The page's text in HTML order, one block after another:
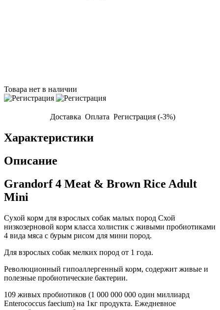
Товара нет в наличии
Доставка Оплата Регистрация (-3%)
Характеристики
Описание
Grandorf 4 Meat & Brown Rice Adult
Mini
Сухой корм для взрослых собак малых пород Схой
низкозерновой корм класса холистик с живыми пробиотиками
4 вида мяса с бурым рисом для мини пород.
Для взрослых собак мелких пород от 1 года.
Революционный гипоаллергенный корм, содержит живые и
полезные пробиотические бактерии.
109 живых пробиотиков (1 000 000 000 один миллиард
Enterococcus faecium) на 1кг продукта. Ежедневное